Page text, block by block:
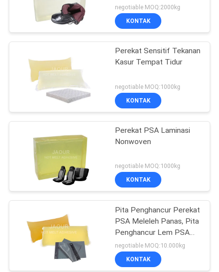
Laminasi Nonwoven
negotiable MOQ:2000kg
KONTAK
Perekat Sensitif Tekanan
Kasur Tempat Tidur
negotiable MOQ:1000kg
KONTAK
Perekat PSA Laminasi
Nonwoven
negotiable MOQ:1000kg
KONTAK
Pita Penghancur Perekat
PSA Meleleh Panas, Pita
Penghancur Lem PSA
Meleleh Panas
negotiable MOQ:10.000kg
KONTAK